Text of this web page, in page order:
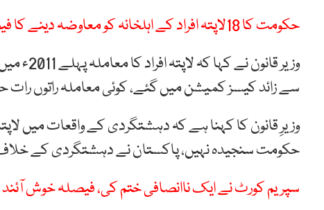
حکومت کا 18لاپتہ افراد کے اہلخانہ کو معاوضہ دینے کا فیصلہ
سے زائد کیسز کمیشن میں گئے، کوئی معاملہ راتوں
وزیرِ قانون کا کہنا ہے کہ دہشتگردی کے واقعات میں
حکومت سنجیدہ نہیں، پاکستان نے دہشتگردی کے
سپریم کورٹ نے ایک ناانصافی ختم کی، فیصلہ خوش آئند